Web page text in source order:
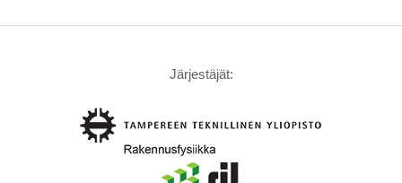
Järjestäjät: